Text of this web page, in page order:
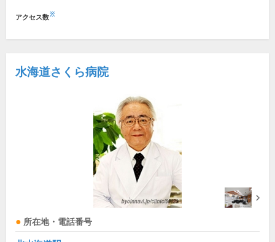
アクセス数※
水海道さくら病院
所在地・電話番号